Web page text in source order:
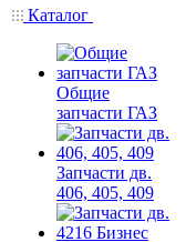
Каталог
Общие
запчасти ГАЗ
Запчасти дв.
406, 405, 409